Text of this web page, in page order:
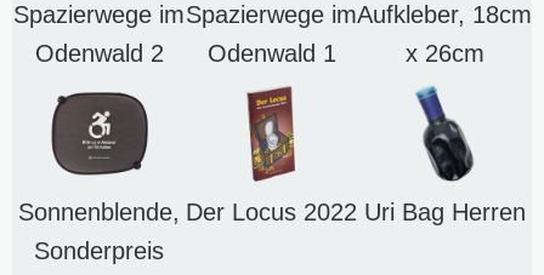
Spazierwege im
Odenwald 2
Spazierwege im
Odenwald 1
Aufkleber, 18cm
x 26cm
Sonnenblende,
Sonderpreis
Der Locus 2022 Uri Bag Herren